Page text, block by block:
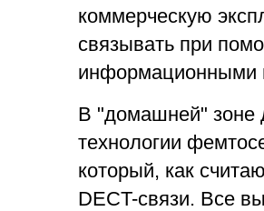
коммерческую
связывать при
информационными
В "домашней" зоне
технологии
который, как
DECT-связи. Все